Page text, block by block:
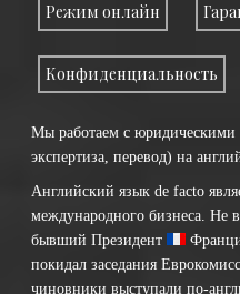
Режим онлайн
Конфиденциальность
Мы работаем с юридическими
экспертиза, перевод) на
Английский язык de facto
международного бизнеса. Не
бывший Президент
покидал заседания
чиновники выступали по-